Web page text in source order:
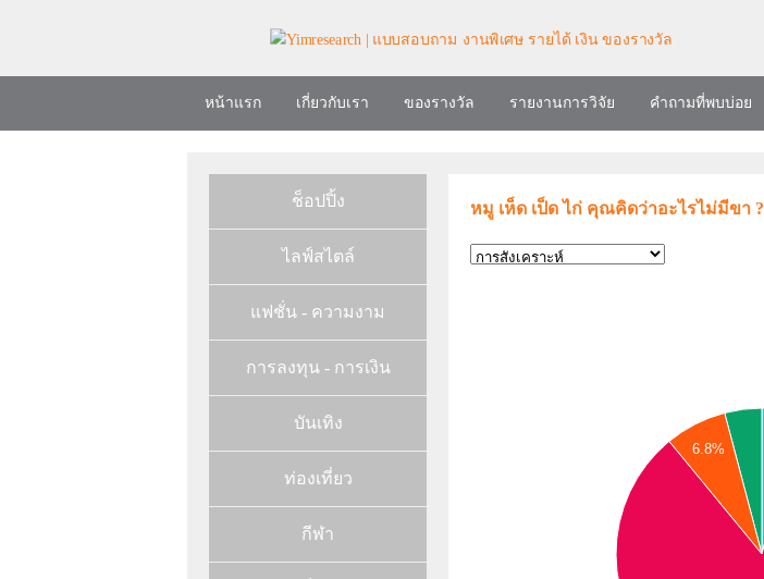
หน้าแรก เกี่ยวกับเรา ของรางวัล รายงานการวิจัย คำถามที่พบบ่อย
ช็อปปิ้ง
ไลฟ์สไตล์
แฟชั่น - ความงาม
การลงทุน - การเงิน
บันเทิง
ท่องเที่ยว
กีฬา
หมู เห็ด เป็ด ไก่ คุณคิดว่าอะไรไม่มีขา ?
6.8%